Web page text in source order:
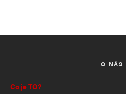
O NÁS
Co je TO?